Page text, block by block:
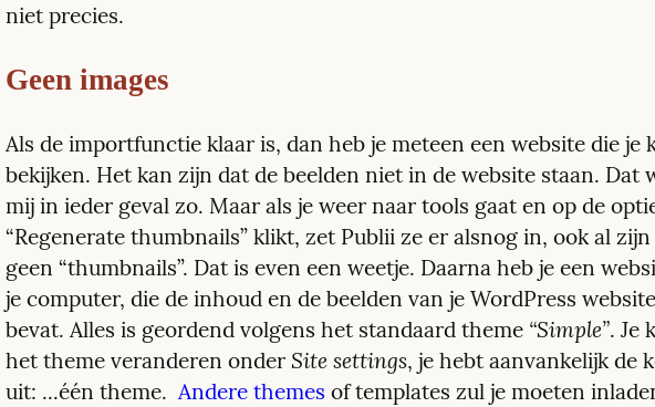
niet precies.
Geen images
Als de importfunctie klaar is, dan heb je meteen een website die je
bekijken. Het kan zijn dat de beelden niet in de website staan. Dat
mij in ieder geval zo. Maar als je weer naar tools gaat en op de
“Regenerate thumbnails” klikt, zet Publii ze er alsnog in, ook al
geen “thumbnails”. Dat is even een weetje. Daarna heb je een
je computer, die de inhoud en de beelden van je WordPress website
bevat. Alles is geordend volgens het standaard theme “Simple”. Je
het theme veranderen onder Site settings, je hebt aanvankelijk de
uit: ...één theme. Andere themes of templates zul je moeten